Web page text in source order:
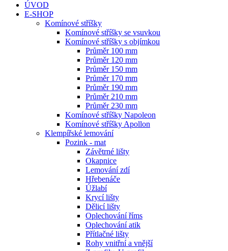
ÚVOD
E-SHOP
Komínové stříšky
Komínové stříšky se vsuvkou
Komínové stříšky s objímkou
Průměr 100 mm
Průměr 120 mm
Průměr 150 mm
Průměr 170 mm
Průměr 190 mm
Průměr 210 mm
Průměr 230 mm
Komínové stříšky Napoleon
Komínové stříšky Apollon
Klempířské lemování
Pozink - mat
Závětrné lišty
Okapnice
Lemování zdí
Hřebenáče
Úžlabí
Krycí lišty
Dělicí lišty
Oplechování říms
Oplechování atik
Přítlačné lišty
Rohy vnitřní a vnější